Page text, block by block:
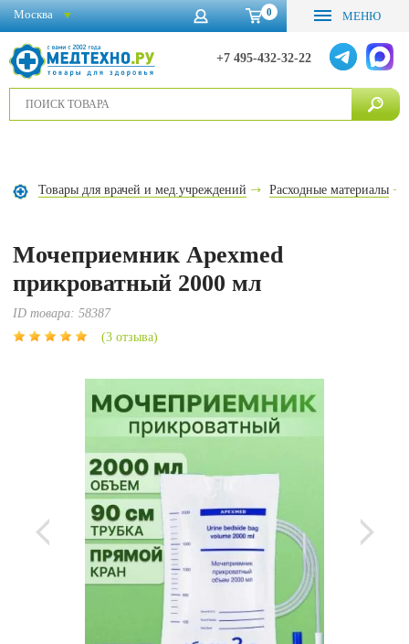
0 МЕНЮ
+7 495-432-32-22
Москва
Товары для врачей и мед.учреждений Расходные материалы
Мочеприемник Apexmed
прикроватный 2000 мл
ID товара:58387
(3 отзыва)